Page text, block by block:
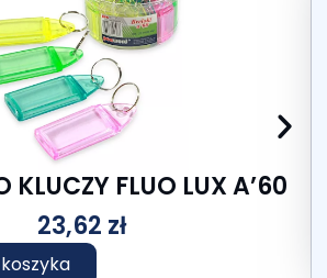
KLUCZY FLUO LUX A’60
23,62 zł